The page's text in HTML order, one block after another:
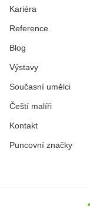
Kariéra
Reference
Blog
Výstavy
Současní umělci
Čeští malíři
Kontakt
Puncovní značky